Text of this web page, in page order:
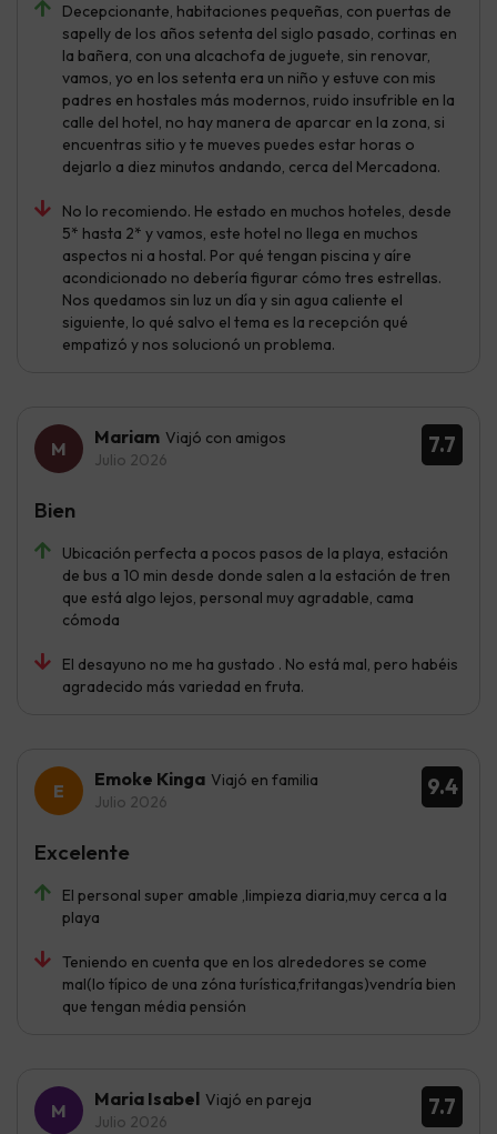
Decepcionante, habitaciones pequeñas, con puertas de
sapelly de los años setenta del siglo pasado, cortinas en
la bañera, con una alcachofa de juguete, sin renovar,
vamos, yo en los setenta era un niño y estuve con mis
padres en hostales más modernos, ruido insufrible en la
calle del hotel, no hay manera de aparcar en la zona, si
encuentras sitio y te mueves puedes estar horas o
dejarlo a diez minutos andando, cerca del Mercadona.
No lo recomiendo. He estado en muchos hoteles, desde
5* hasta 2* y vamos, este hotel no llega en muchos
aspectos ni a hostal. Por qué tengan piscina y aíre
acondicionado no debería figurar cómo tres estrellas.
Nos quedamos sin luz un día y sin agua caliente el
siguiente, lo qué salvo el tema es la recepción qué
empatizó y nos solucionó un problema.
7.7
Mariam Viajó con amigos
Julio 2026
Ubicación perfecta a pocos pasos de la playa, estación
de bus a 10 min desde donde salen a la estación de tren
que está algo lejos, personal muy agradable, cama
cómoda
El desayuno no me ha gustado . No está mal, pero habéis
agradecido más variedad en fruta.
Bien
9.4
Emoke Kinga Viajó en familia
Julio 2026
El personal super amable ,limpieza diaria,muy cerca a la
playa
Teniendo en cuenta que en los alrededores se come
mal(lo típico de una zóna turística,fritangas)vendría bien
que tengan média pensión
Excelente
7.7
Maria Isabel Viajó en pareja
Julio 2026